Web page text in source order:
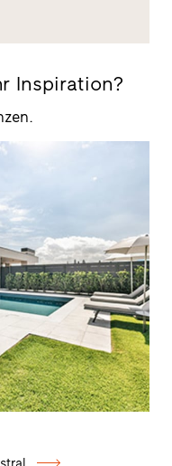
Inspiration?